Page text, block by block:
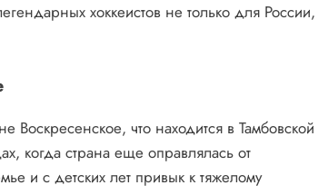
хоккеистов не только для России,
что находится в Тамбовской
когда страна еще оправлялась от
и с детских лет привык к тяжелому